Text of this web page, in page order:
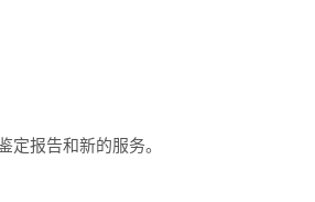
定报告和新的服务。